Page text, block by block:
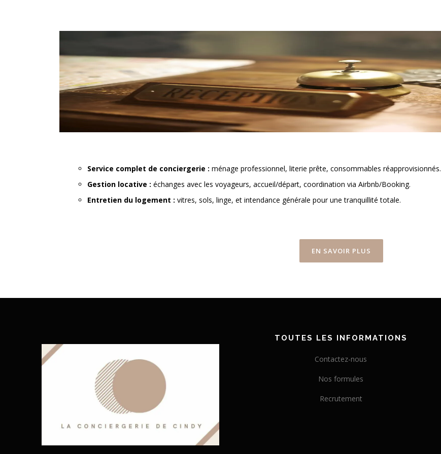
Service complet de conciergerie : ménage professionnel, literie prête, consommables réapprovisionnés.
Gestion locative : échanges avec les voyageurs, accueil/départ, coordination via Airbnb/Booking.
Entretien du logement : vitres, sols, linge, et intendance générale pour une tranquillité totale.
EN SAVOIR PLUS
TOUTES LES INFORMATIONS
Contactez-nous
Nos formules
Recrutement